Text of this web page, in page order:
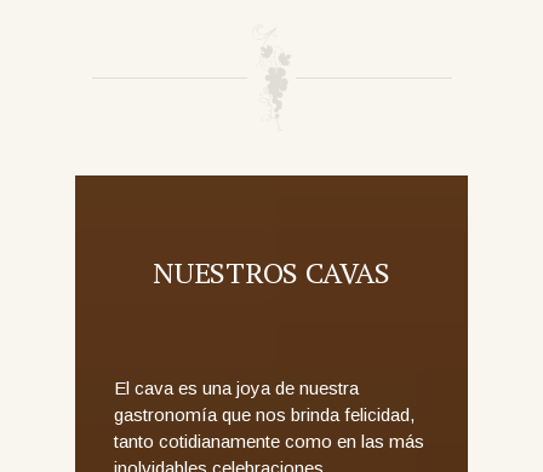
NUESTROS CAVAS
El cava es una joya de nuestra
gastronomía que nos brinda felicidad,
tanto cotidianamente como en las más